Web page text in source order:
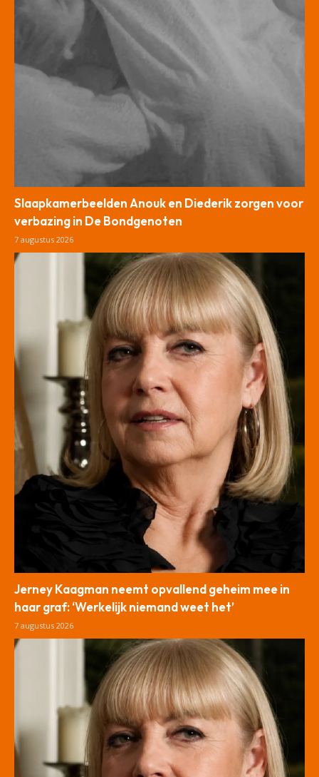
Slaapkamerbeelden Anouk en Diederik zorgen voor
verbazing in De Bondgenoten
7 augustus 2026
Jerney Kaagman neemt opvallend geheim mee in
haar graf: ‘Werkelijk niemand weet het’
7 augustus 2026